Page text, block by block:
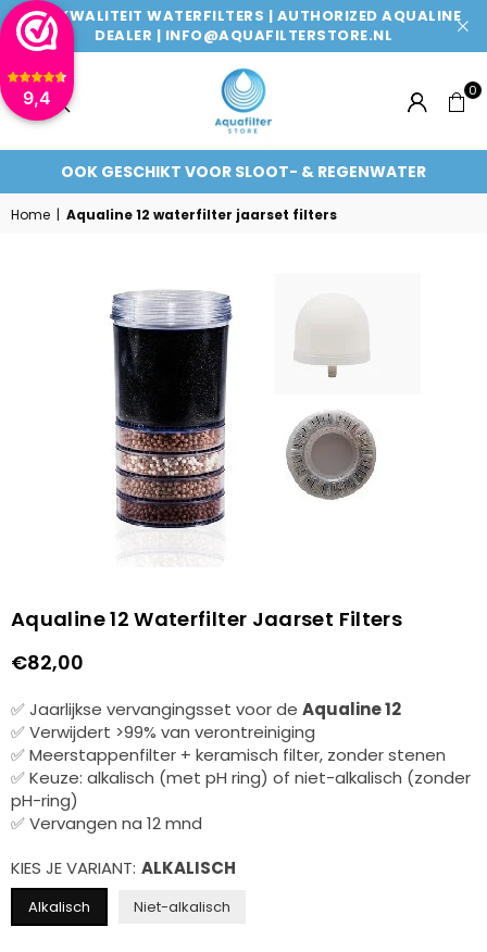
9,4
TOPKWALITEIT WATERFILTERS | AUTHORIZED AQUALINE
DEALER | INFO@AQUAFILTERSTORE.NL
AQUAFILTERSTORE
0
FILTERT 99% VAN RESTSTOFFEN
Home | Aqualine 12 waterfilter jaarset filters
Aqualine 12 Waterfilter Jaarset Filters
Normale
€82,00
✅ Jaarlijkse vervangingsset voor de Aqualine 12
✅ Verwijdert >99% van verontreiniging
✅ Meerstappenfilter + keramisch filter, zonder stenen
✅ Keuze: alkalisch (met pH ring) of niet-alkalisch (zonder
pH-ring)
✅ Vervangen na 12 mnd
KIES JE VARIANT: ALKALISCH
Alkalisch Niet-alkalisch